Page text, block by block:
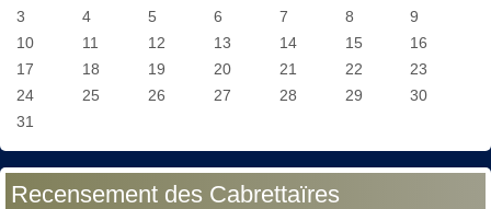
3
4 5 6 7 8
9
10
11 12 13 14 15
16
17
18 19 20 21 22
23
24
25 26 27 28 29
30
31
Recensement des Cabrettaïres